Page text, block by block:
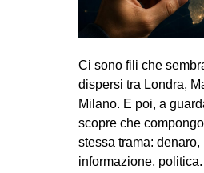
ZAM
SPAZI
SPORT
Ci sono fili che
dispersi tra Londra,
Milano. E poi, a
scopre che
stessa trama: denaro,
informazione,